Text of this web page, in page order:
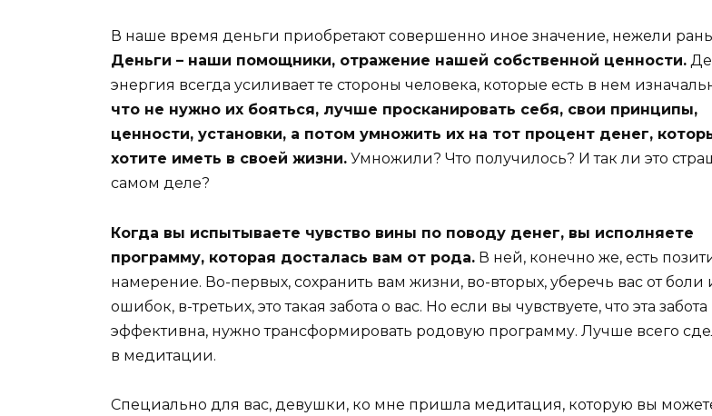
В наше время деньги приобретают совершенно иное значение, нежели
Деньги – наши помощники, отражение нашей собственной ценности.
энергия всегда усиливает те стороны человека, которые есть в нем
что не нужно их бояться, лучше просканировать себя, свои принципы,
ценности, установки, а потом умножить их на тот процент денег,
хотите иметь в своей жизни. Умножили? Что получилось? И так ли это
самом деле?
Когда вы испытываете чувство вины по поводу денег, вы исполняете
программу, которая досталась вам от рода. В ней, конечно же, есть
намерение. Во-первых, сохранить вам жизни, во-вторых, уберечь вас от боли
ошибок, в-третьих, это такая забота о вас. Но если вы чувствуете, что эта забота
эффективна, нужно трансформировать родовую программу. Лучше всего
в медитации.
Специально для вас, девушки, ко мне пришла медитация, которую вы